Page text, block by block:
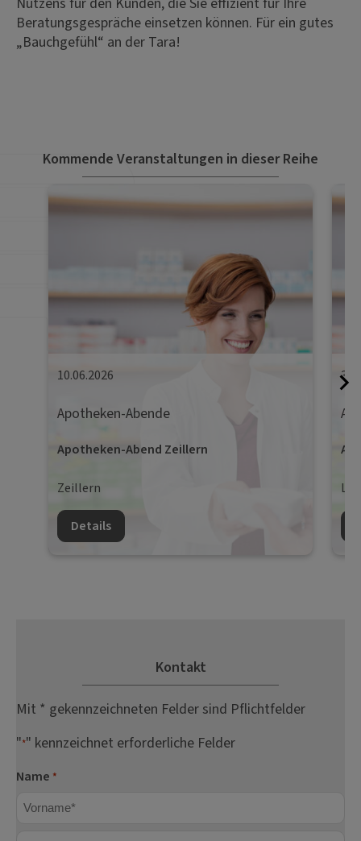
Beratungsgespräche einsetzen können. Für ein gutes
„Bauchgefühl“ an der Tara!
Kommende Veranstaltungen in dieser Reihe
10.06.2026
Apotheken-Abende
Apotheken-Abend Zeillern
Zeillern
Details
Kontakt
Mit * gekennzeichneten Felder sind Pflichtfelder
"*" kennzeichnet erforderliche Felder
Name *